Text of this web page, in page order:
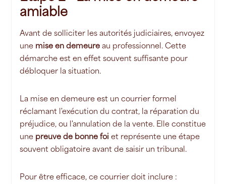
amiable
Avant de solliciter les autorités judiciaires, envoyez
une mise en demeure au professionnel. Cette
démarche est en effet souvent suffisante pour
débloquer la situation.
La mise en demeure est un courrier formel
réclamant l'exécution du contrat, la réparation du
préjudice, ou l'annulation de la vente. Elle constitue
une preuve de bonne foi et représente une étape
souvent obligatoire avant de saisir un tribunal.
Pour être efficace, ce courrier doit inclure :